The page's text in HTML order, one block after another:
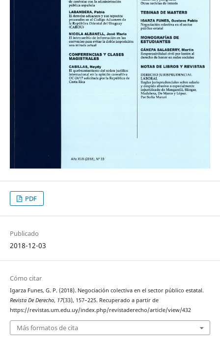
PDF
Publicado
2018-12-03
Cómo citar
Igarza Funes, G. P. (2018). Negociación colectiva en el sector público estatal.
Revista De Derecho, 17(33), 157–225. Recuperado a partir de
https://revistas.um.edu.uy/index.php/revistaderecho/article/view/432
Más formatos de cita